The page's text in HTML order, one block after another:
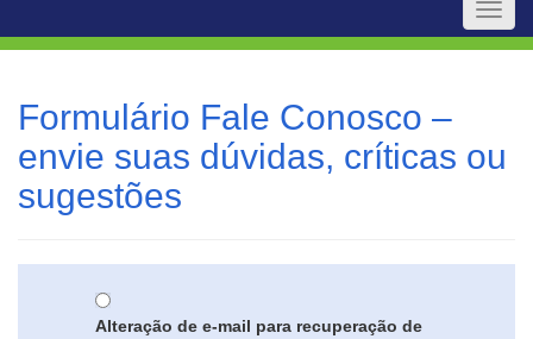
Toggle
Formulário Fale Conosco –
envie suas dúvidas, críticas ou
sugestões
Alteração de e-mail para recuperação de